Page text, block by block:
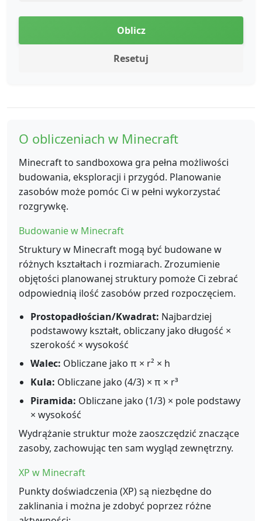
Oblicz
Resetuj
O obliczeniach w Minecraft
Minecraft to sandboxowa gra pełna możliwości
budowania, eksploracji i przygód. Planowanie
zasobów może pomóc Ci w pełni wykorzystać
rozgrywkę.
Budowanie w Minecraft
Struktury w Minecraft mogą być budowane w
różnych kształtach i rozmiarach. Zrozumienie
objętości planowanej struktury pomoże Ci zebrać
odpowiednią ilość zasobów przed rozpoczęciem.
Prostopadłościan/Kwadrat: Najbardziej
podstawowy kształt, obliczany jako długość ×
szerokość × wysokość
Walec: Obliczane jako π × r² × h
Kula: Obliczane jako (4/3) × π × r³
Piramida: Obliczane jako (1/3) × pole podstawy
× wysokość
Wydrążanie struktur może zaoszczędzić znaczące
zasoby, zachowując ten sam wygląd zewnętrzny.
XP w Minecraft
Punkty doświadczenia (XP) są niezbędne do
zaklinania i można je zdobyć poprzez różne